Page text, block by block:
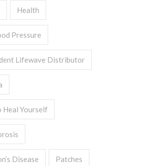
Health
Pressure
Lifewave Distributor
Heal Yourself
Disease Patches